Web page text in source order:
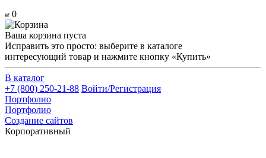
0
Ваша корзина пуста
Исправить это просто: выберите в каталоге
интересующий товар и нажмите кнопку «Купить»
В каталог
+7 (800) 250-21-88 Войти/Регистрация
Портфолио
Портфолио
Создание сайтов
Корпоративный